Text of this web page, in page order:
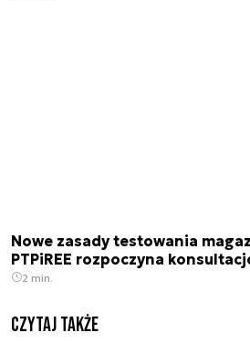
Nowe zasady testowania
PTPiREE rozpoczyna
2 min.
Czytaj także